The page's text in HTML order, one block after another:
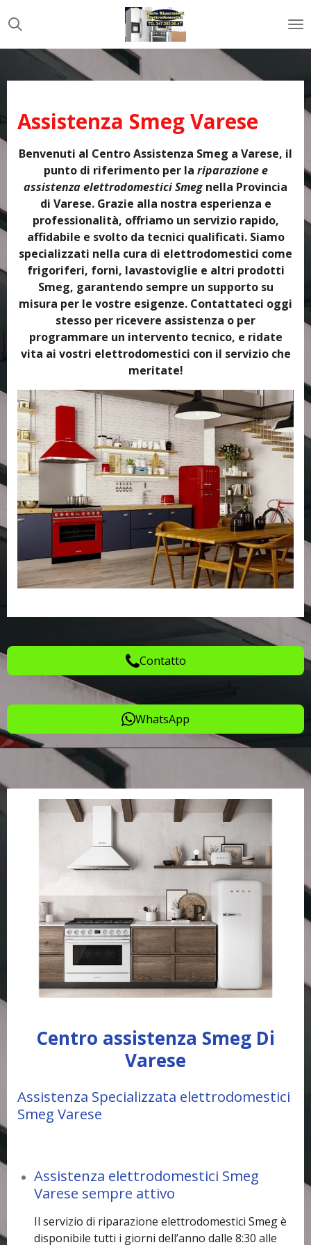
al
contenuto
Assistenza Smeg Varese
Benvenuti al Centro Assistenza Smeg a Varese, il
punto di riferimento per la riparazione e
assistenza elettrodomestici Smegnella Provincia
di Varese. Grazie alla nostra esperienza e
professionalità, offriamo un servizio rapido,
affidabile e svolto da tecnici qualificati. Siamo
specializzati nella cura di elettrodomestici come
frigoriferi, forni, lavastoviglie e altri prodotti
Smeg, garantendo sempre un supporto su
misura per le vostre esigenze. Contattateci oggi
stesso per ricevere assistenza o per
programmare un intervento tecnico, e ridate
vita ai vostri elettrodomestici con il servizio che
meritate!
Contatto
WhatsApp
Centro assistenza Smeg Di
Varese
Assistenza Specializzata elettrodomestici
Smeg Varese
Assistenza elettrodomestici Smeg
Varese sempre attivo
Il servizio di riparazione elettrodomestici Smeg è
disponibile tutti i giorni dell’anno dalle 8:30 alle